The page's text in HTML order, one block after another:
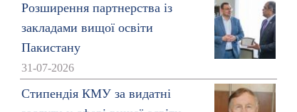
Розширення партнерства із
закладами вищої освіти
Пакистану
31-07-2026
Стипендія КМУ за видатні